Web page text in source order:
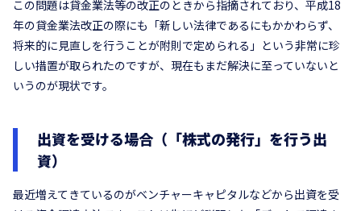
この問題は貸金業法等の改正のときから指摘されており、平成18
年の貸金業法改正の際にも「新しい法律であるにもかかわらず、
将来的に見直しを行うことが附則で定められる」という非常に珍
しい措置が取られたのですが、現在もまだ解決に至っていないと
いうのが現状です。
出資を受ける場合（「株式の発行」を行う出
資）
最近増えてきているのがベンチャーキャピタルなどから出資を受